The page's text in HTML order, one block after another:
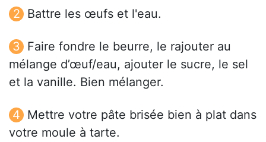
Battre les œufs et l'eau.
Faire fondre le beurre, le rajouter au
mélange d’œuf/eau, ajouter le sucre, le sel
et la vanille. Bien mélanger.
Mettre votre pâte brisée bien à plat dans
votre moule à tarte.